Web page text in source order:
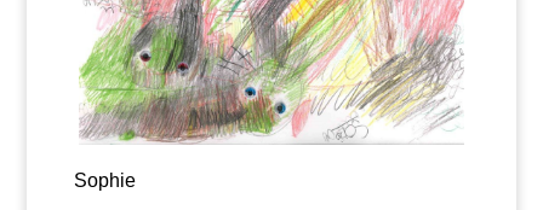
Sophie